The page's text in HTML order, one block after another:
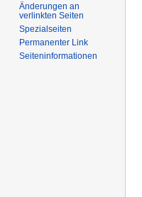
Änderungen an
verlinkten Seiten
Spezialseiten
Permanenter Link
Seiten­informationen